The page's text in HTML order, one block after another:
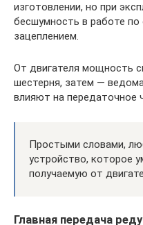
изготовлении, но при
бесшумность в работе
зацеплением.
От двигателя мощность
шестерня, затем —
влияют на передаточное
Простыми словами,
устройство, которое
получаемую от
Главная передача